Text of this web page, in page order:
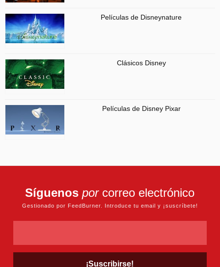
Películas de Disneynature
Clásicos Disney
Películas de Disney Pixar
Síguenos porcorreo electrónico
Gestionado por FeedBurner. Introduce tu email y ¡suscríbete!